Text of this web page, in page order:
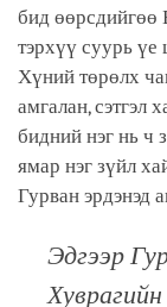
бид
тэрхүү суурь үе
Хүний төрөлх
амгалан, сэтгэл
бидний нэг нь ч
ямар нэг зүйл
Гурван эрдэнэд
Эдгээр
Хуврагийн